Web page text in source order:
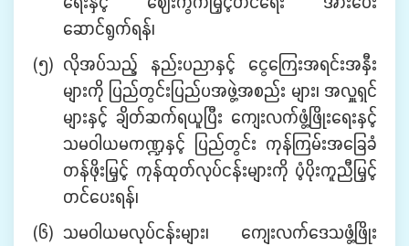
ဆောင်ရွက်ရန်၊
(၅) လိုအပ်သည့် နည်းပညာနှင့် ငွေကြေးအရင်းအနှီး
များကို ပြည်တွင်းပြည်ပအဖွဲ့အစည်း များ၊ အလှူရှင်
များနှင့် ချိတ်ဆက်ရယူပြီး ကျေးလက်ဖွံ့ဖြိုးရေးနှင့်
သမဝါယမကဏ္ဍနှင့် ပြည်တွင်း ကုန်ကြမ်းအခြေခံ
တန်ဖိုးမြှင့် ကုန်ထုတ်လုပ်ငန်းများကို ပံ့ပိုးကူညီမြှင့်
တင်ပေးရန်၊
(၆) သမဝါယမလုပ်ငန်းများ၊ ကျေးလက်ဒေသဖွံ့ဖြိုး